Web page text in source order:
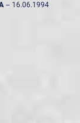
-- 16.06.1994